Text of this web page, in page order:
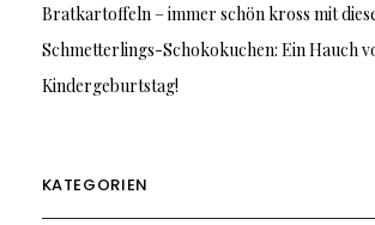
Bratkartoffeln – immer schön kross mit
Schmetterlings-Schokokuchen: Ein Hauch
Kindergeburtstag!
KATEGORIEN